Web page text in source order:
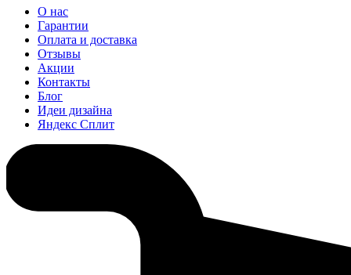
О нас
Гарантии
Оплата и доставка
Отзывы
Акции
Контакты
Блог
Идеи дизайна
Яндекс Сплит